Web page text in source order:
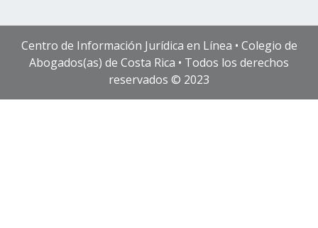
Centro de Información Jurídica en Línea • Colegio de
Abogados(as) de Costa Rica • Todos los derechos
reservados © 2023